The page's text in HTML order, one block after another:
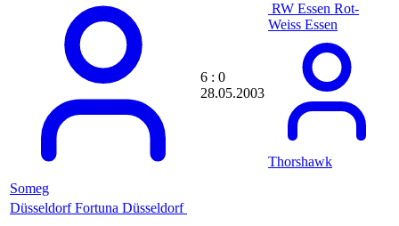
Couly
cpet
cplath
cr0wnyy
CrazyFuzer91
crazystpauli
crespo20023
Cripdown
Croatia2002
Cronightftw
cross_creations
Someg
6 : 0
28.05.2003
RW Essen Rot-
Weiss Essen
Thorshawk
Düsseldorf Fortuna Düsseldorf